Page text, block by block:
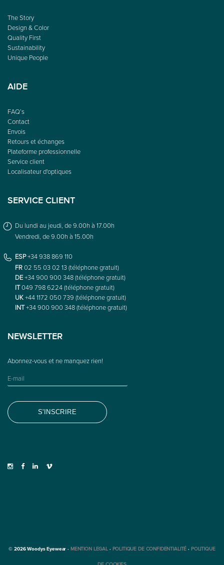
The Story
Design & Color
Quality First
Sustainability
Unique People
AIDE
FAQ’s
Contact
Envois
Retours et échanges
Plateforme professionnelle
Service client
Localisateur d'optiques
SERVICE CLIENT
Du lundi au jeudi, de 9.00h à 17.00h
Vendredi, de 9.00h à 15.00h
ESP+34 938 869 110
FR02 55 03 02 13 (téléphone gratuit)
DE+34 900 900 348 (téléphone gratuit)
IT049 798 6224 (téléphone gratuit)
UK+44 1172 050 739 (téléphone gratuit)
INT+34 900 900 348 (téléphone gratuit)
NEWSLETTER
© 2026 Woodys Eyewear · MENTION LEGAL · POLITIQUE DE CONFIDENTIALITÉ · POLITIQUE